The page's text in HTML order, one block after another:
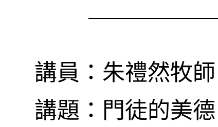
講員：朱禮然牧師
講題：門徒的美德